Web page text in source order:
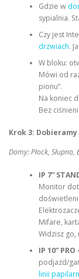
Gdzie w
sypialnia.
Czy jest
drzwiach.
W bloku:
Mówi od
pionu”.
Na koniec
Bez
Krok 3:
Domy: Płock,
IP 7”
Monitor
Mifare,
Widzisz
IP 10”
podjazd/
linii